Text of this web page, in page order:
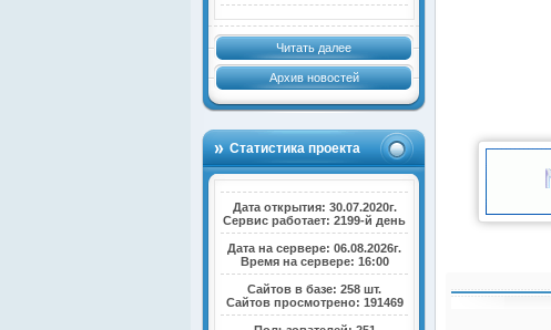
Читать далее
Архив новостей
Статистика проекта
Дата открытия: 30.07.2020г.
Сервис работает: 2199-й день
Дата на сервере: 06.08.2026г.
Время на сервере: 16:00
Сайтов в базе: 258 шт.
Сайтов просмотрено: 191469